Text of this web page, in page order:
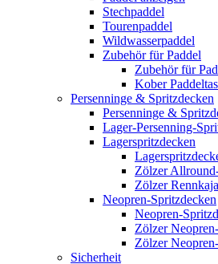
Stechpaddel
Tourenpaddel
Wildwasserpaddel
Zubehör für Paddel
Zubehör für
Kober
Persenninge & Spritzdecken
Persenninge &
Lager-Persenning-
Lagerspritzdecken
Zölzer
Zölzer
Neopren-Spritzdecken
Neopren-
Zölzer
Zölzer
Sicherheit